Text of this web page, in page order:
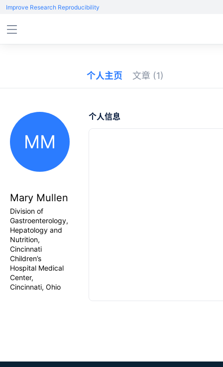
Improve Research Reproducibility
个人主页 文章 (1)
MM
Mary Mullen
Division of
Gastroenterology,
Hepatology and
Nutrition,
Cincinnati
Children’s
Hospital Medical
Center,
Cincinnati, Ohio
个人信息